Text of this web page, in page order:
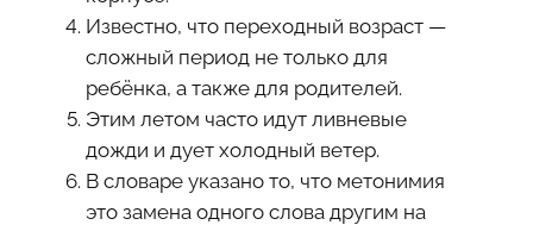
Известно, что переходный возраст —
сложный период не только для
ребёнка, а также для родителей.
Этим летом часто идут ливневые
дожди и дует холодный ветер.
В словаре указано то, что метонимия
это замена одного слова другим на